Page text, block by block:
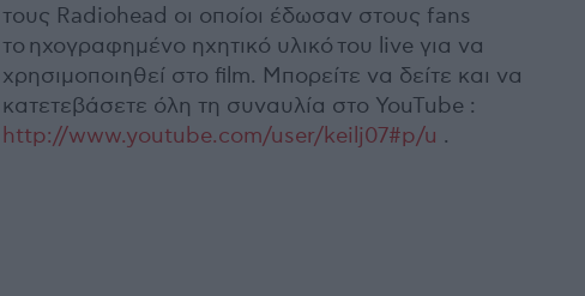
τους Radiohead οι οποίοι έδωσαν στους fans
τo ηχογραφημένο ηχητικό υλικό του live για να
χρησιμοποιηθεί στο film. Μπορείτε να δείτε και να
κατετεβάσετε όλη τη συναυλία στο YouTube :
http://www.youtube.com/user/keilj07#p/u .